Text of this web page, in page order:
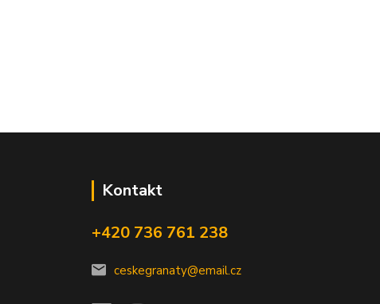
Kontakt
+420 736 761 238
ceskegranaty@email.cz